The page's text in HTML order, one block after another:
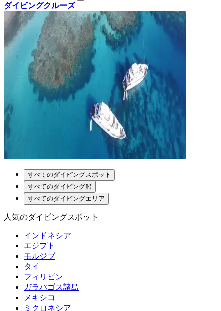
ダイビングクルーズ
すべてのダイビングスポット
すべてのダイビング船
すべてのダイビングエリア
人気のダイビングスポット
インドネシア
エジプト
モルジブ
タイ
フィリピン
ガラパゴス諸島
メキシコ
ミクロネシア